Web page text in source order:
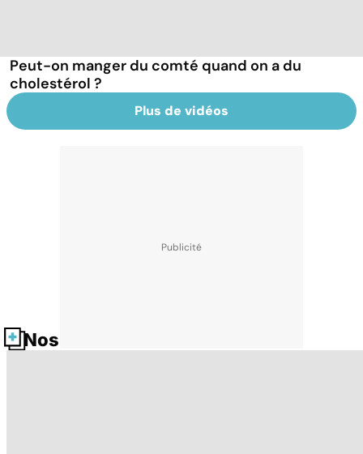
Peut-on manger du comté quand on a du
cholestérol ?
Plus de vidéos
Nos fiches santé